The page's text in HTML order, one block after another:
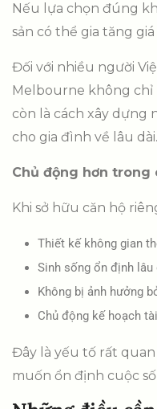
Nếu lựa chọn đúng
sản có thể gia tăng
Đối với nhiều người
Melbourne không chỉ
còn là cách xây dựng
cho gia đình về lâu dài.
Chủ động hơn trong
Khi sở hữu căn hộ
Thiết kế không gian
Sinh sống ổn định lâu
Không bị ảnh hưởng
Chủ động kế hoạch
Đây là yếu tố rất
muốn ổn định cuộc